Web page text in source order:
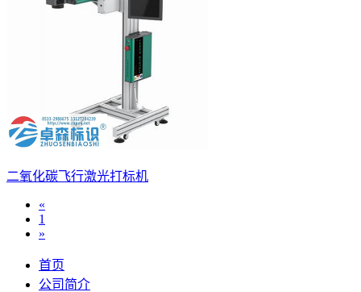
二氧化碳飞行激光打标机
«
1
»
首页
公司简介